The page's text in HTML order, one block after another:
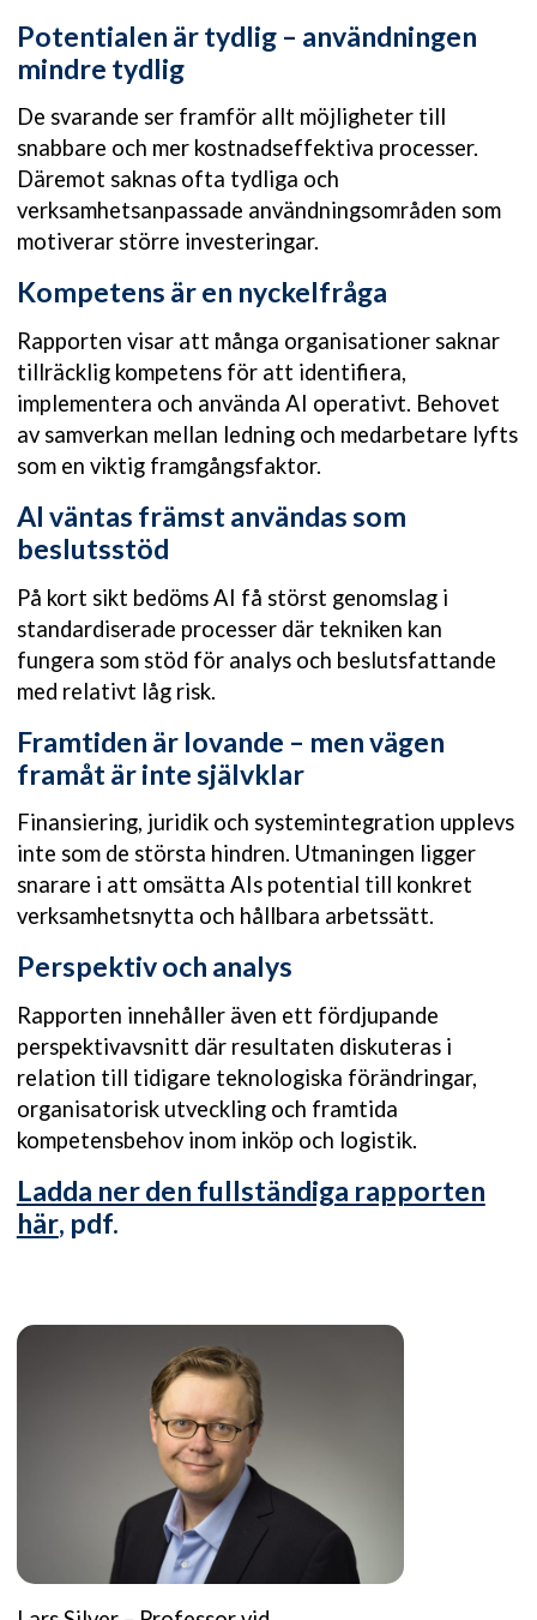
Potentialen är tydlig – användningen
mindre tydlig
De svarande ser framför allt möjligheter till
snabbare och mer kostnadseffektiva processer.
Däremot saknas ofta tydliga och
verksamhetsanpassade användningsområden som
motiverar större investeringar.
Kompetens är en nyckelfråga
Rapporten visar att många organisationer saknar
tillräcklig kompetens för att identifiera,
implementera och använda AI operativt. Behovet
av samverkan mellan ledning och medarbetare lyfts
som en viktig framgångsfaktor.
AI väntas främst användas som
beslutsstöd
På kort sikt bedöms AI få störst genomslag i
standardiserade processer där tekniken kan
fungera som stöd för analys och beslutsfattande
med relativt låg risk.
Framtiden är lovande – men vägen
framåt är inte självklar
Finansiering, juridik och systemintegration upplevs
inte som de största hindren. Utmaningen ligger
snarare i att omsätta AIs potential till konkret
verksamhetsnytta och hållbara arbetssätt.
Perspektiv och analys
Rapporten innehåller även ett fördjupande
perspektivavsnitt där resultaten diskuteras i
relation till tidigare teknologiska förändringar,
organisatorisk utveckling och framtida
kompetensbehov inom inköp och logistik.
Ladda ner den fullständiga rapporten
här, pdf.